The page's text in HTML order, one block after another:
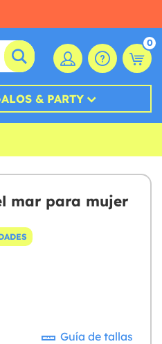
0
& PARTY
mar para mujer
Guía de tallas